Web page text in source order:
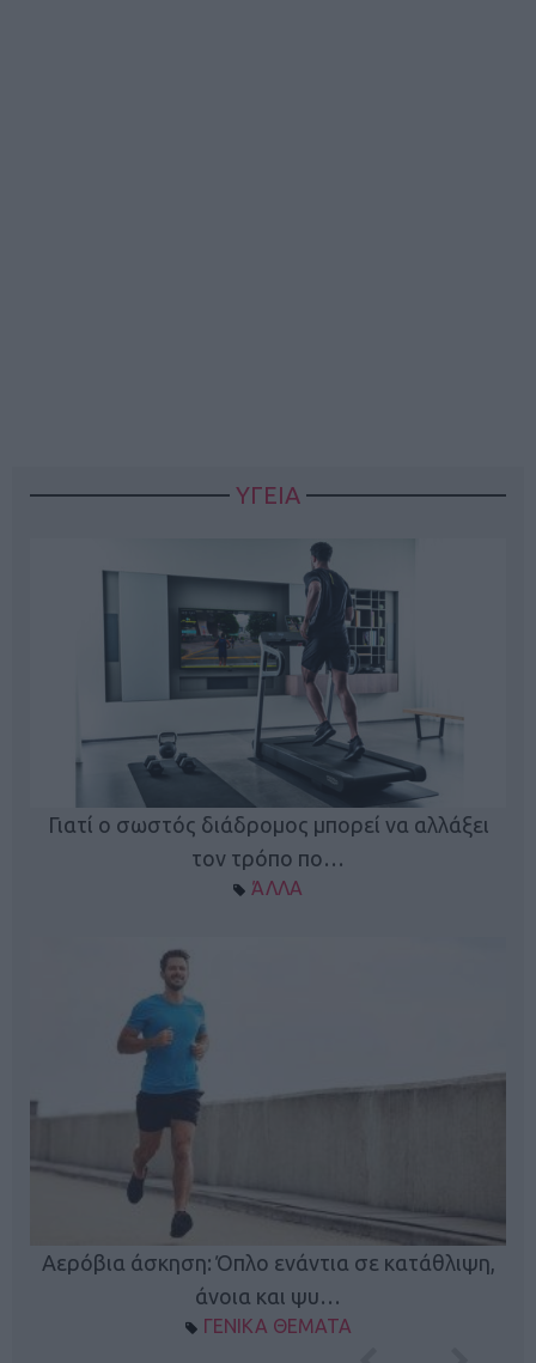
ΥΓΕΙΑ
Γιατί ο σωστός διάδρομος μπορεί να αλλάξει
τον τρόπο πο…
ΆΛΛΑ
Αερόβια άσκηση: Όπλο ενάντια σε κατάθλιψη,
άνοια και ψυ…
ΓΕΝΙΚΑ ΘΕΜΑΤΑ